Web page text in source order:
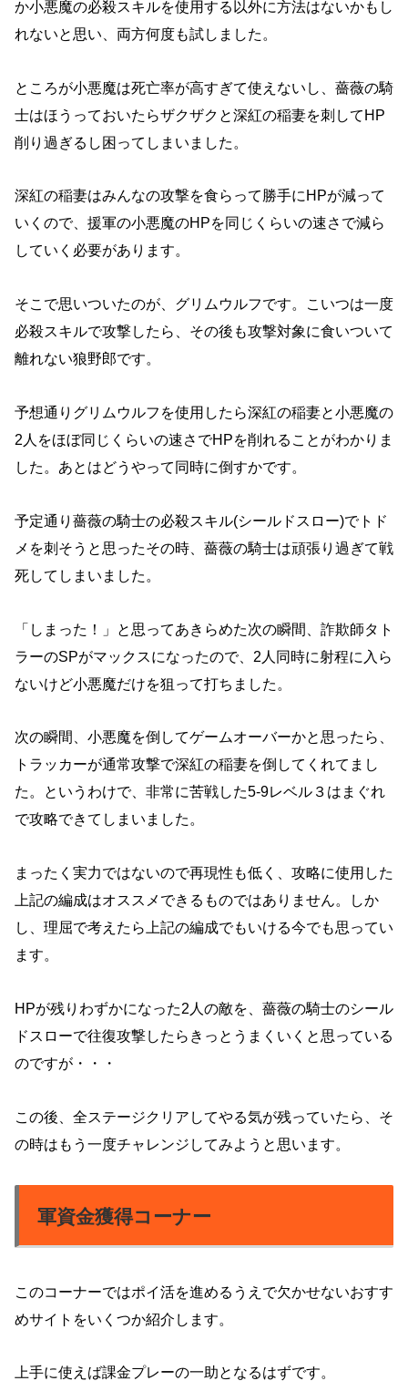
か小悪魔の必殺スキルを使用する以外に方法はないかもし
れないと思い、両方何度も試しました。
ところが小悪魔は死亡率が高すぎて使えないし、薔薇の騎
士はほうっておいたらザクザクと深紅の稲妻を刺してHP
削り過ぎるし困ってしまいました。
深紅の稲妻はみんなの攻撃を食らって勝手にHPが減って
いくので、援軍の小悪魔のHPを同じくらいの速さで減ら
していく必要があります。
そこで思いついたのが、グリムウルフです。
こいつは一度
必殺スキルで攻撃したら、その後も攻撃対象に食いついて
離れない狼野郎です。
予想通りグリムウルフを使用したら深紅の稲妻と小悪魔の
2人をほぼ同じくらいの速さでHPを削れることがわかりま
した。 あとはどうやって同時に倒すかです。
予定通り薔薇の騎士の必殺スキル(シールドスロー)でトド
メを刺そうと思ったその時、薔薇の騎士は頑張り過ぎて戦
死してしまいました。
「しまった！」と思ってあきらめた次の瞬間、詐欺師タト
ラーのSPがマックスになったので、2人同時に射程に入ら
ないけど小悪魔だけを狙って打ちました。
次の瞬間、小悪魔を倒してゲームオーバーかと思ったら、
トラッカーが通常攻撃で深紅の稲妻を倒してくれてまし
た。
というわけで、非常に苦戦した5-9レベル３はまぐれ
で攻略できてしまいました。
まったく実力ではないので再現性も低く、攻略に使用した
上記の編成はオススメできるものではありません。
しか
し、理屈で考えたら上記の編成でもいける今でも思ってい
ます。
HPが残りわずかになった2人の敵を、薔薇の騎士のシール
ドスローで往復攻撃したらきっとうまくいくと思っている
のですが・・・
この後、全ステージクリアしてやる気が残っていたら、そ
の時はもう一度チャレンジしてみようと思います。
軍資金獲得コーナー
このコーナーではポイ活を進めるうえで欠かせないおすす
めサイトをいくつか紹介します。
上手に使えば課金プレーの一助となるはずです。